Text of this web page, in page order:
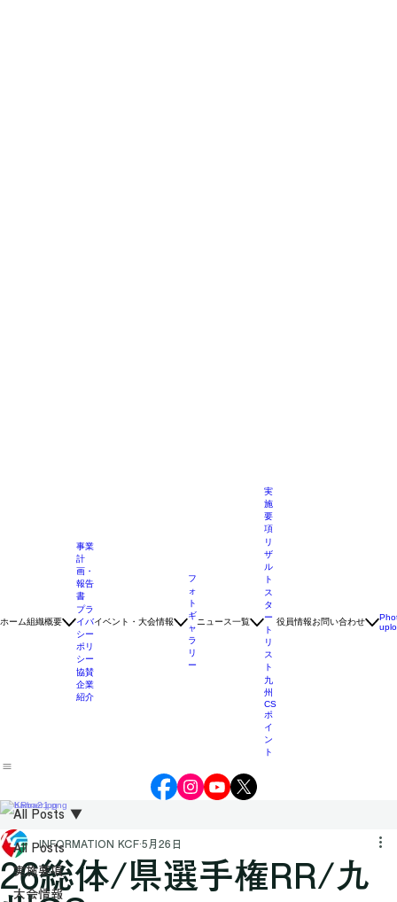
事業
計
画・
報告
書
プラ
イバ
シー
ポリ
シー
協賛
フ
ォ
ト
ギ
ャ
ラ
実
施
要
項
リ
ザ
ル
ト
ス
タ
ー
ト
リ
ス
ト
九
州
CS
ポ
イ
All Posts
実施要項
All Posts
INFORMATION KCF 5月26日